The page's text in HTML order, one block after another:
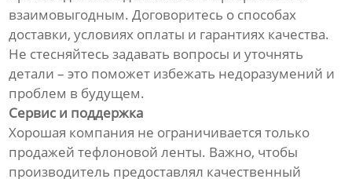
взаимовыгодным. Договоритесь о способах
доставки, условиях оплаты и гарантиях качества.
Не стесняйтесь задавать вопросы и уточнять
детали – это поможет избежать недоразумений и
проблем в будущем.
Сервис и поддержка
Хорошая компания не ограничивается только
продажей тефлоновой ленты. Важно, чтобы
производитель предоставлял качественный